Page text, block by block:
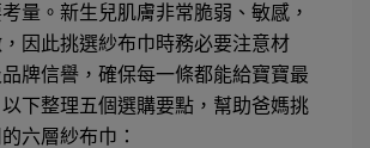
量。新生兒肌膚非常脆弱、敏感，
因此挑選紗布巾時務必要注意材
牌信譽，確保每一條都能給寶寶最
下整理五個選購要點，幫助爸媽挑
六層紗布巾：